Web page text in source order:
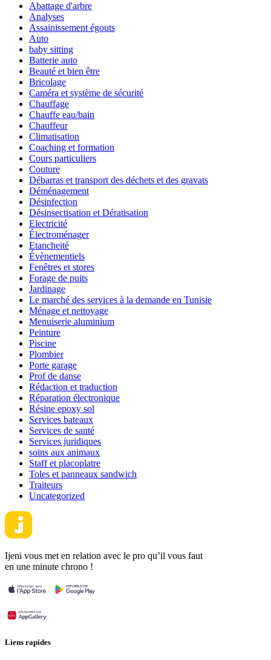
Abattage d'arbre
Analyses
Assainissement égouts
Auto
baby sitting
Batterie auto
Beauté et bien être
Bricolage
Caméra et système de sécurité
Chauffage
Chauffe eau/bain
Chauffeur
Climatisation
Coaching et formation
Cours particuliers
Couture
Débarras et transport des déchets et des gravats
Déménagement
Désinfection
Désinsectisation et Dératisation
Electricité
Électroménager
Etancheité
Évènementiels
Fenêtres et stores
Forage de puits
Jardinage
Le marché des services à la demande en Tunisie
Ménage et nettoyage
Menuiserie aluminium
Peinture
Piscine
Plombier
Porte garage
Prof de danse
Rédaction et traduction
Réparation électronique
Résine epoxy sol
Services bateaux
Services de santé
Services juridiques
soins aux animaux
Staff et placoplatre
Toles et panneaux sandwich
Traiteurs
Uncategorized
Ijeni vous met en relation avec le pro qu’il vous faut
en une minute chrono !
Liens rapides